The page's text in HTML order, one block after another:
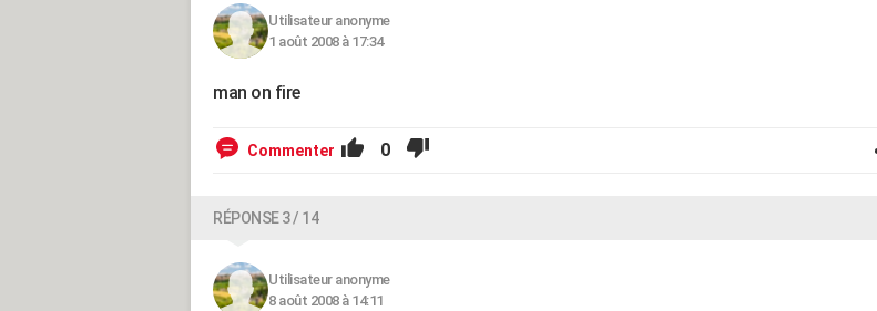
Utilisateur anonyme
1 août 2008 à 17:34
man on fire
Commenter 0
RÉPONSE 3 / 14
Utilisateur anonyme
8 août 2008 à 14:11